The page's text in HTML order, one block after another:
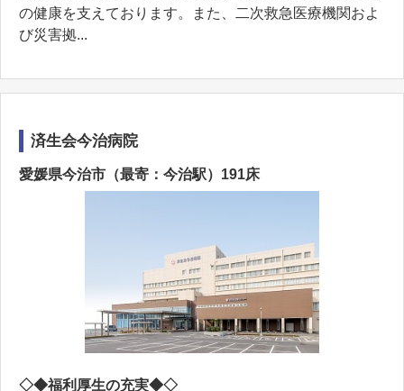
の健康を支えております。また、二次救急医療機関およ
び災害拠...
済生会今治病院
愛媛県今治市（最寄：今治駅）191床
◇◆福利厚生の充実◆◇